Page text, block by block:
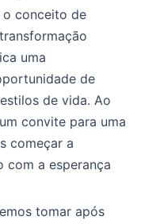
o conceito de
uma
de
de vida. Ao
convite para uma
começar a
com a esperança
tomar após